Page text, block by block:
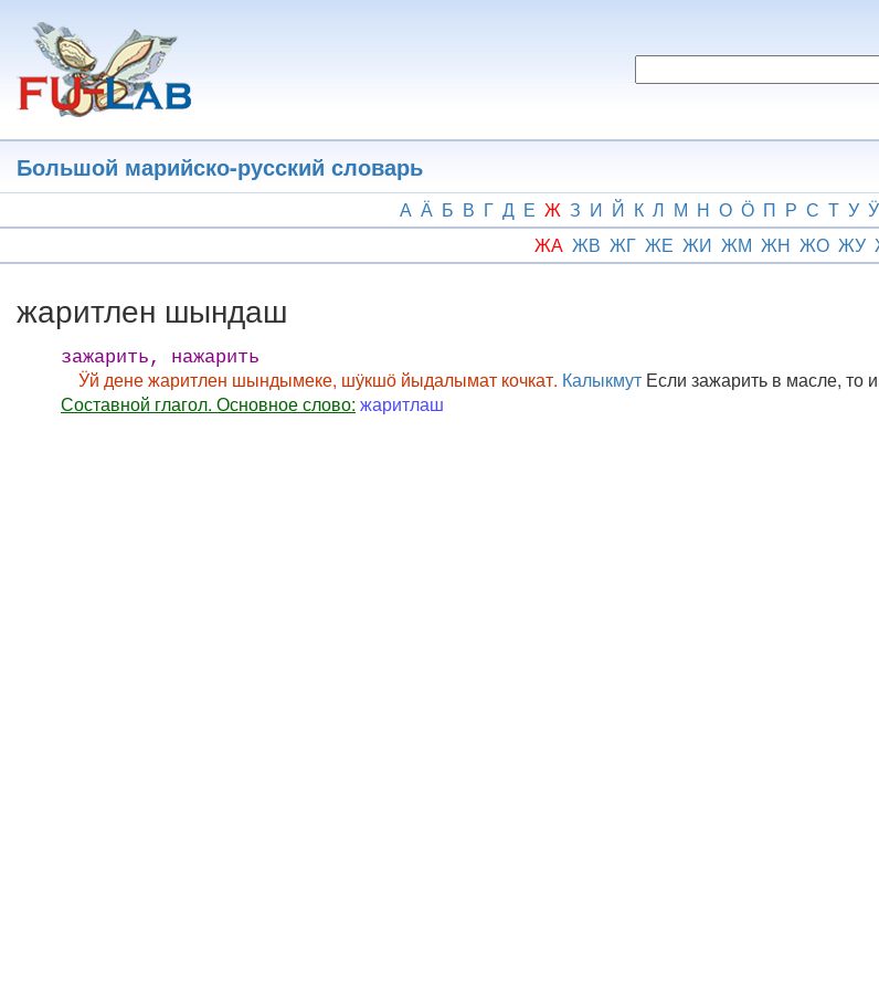
основному
содержанию
Большой марийско-русский словарь
А Ӓ Б В Г Д Е Ж З И Й К Л М Н О Ӧ П Р С Т У Ӱ
ЖА ЖВ ЖГ ЖЕ ЖИ ЖМ ЖН ЖО ЖУ
жаритлен шындаш
зажарить, нажарить
Ӱй дене жаритлен шындымеке, шӱкшӧ йыдалымат кочкат. Калыкмут Если зажарить в масле, то
Составной глагол. Основное слово: жаритлаш